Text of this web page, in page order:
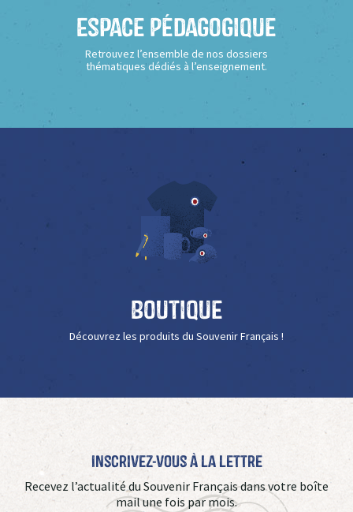
Espace Pédagogique
Retrouvez l’ensemble de nos dossiers
thématiques dédiés à l’enseignement.
Boutique
Découvrez les produits du Souvenir Français !
Inscrivez-vous à La Lettre
Recevez l’actualité du Souvenir Français dans votre boîte
mail une fois par mois.